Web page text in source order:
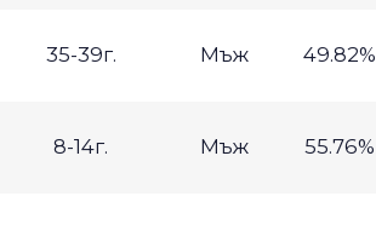
35-39г. Мъж 49.82%
8-14г. Мъж 55.76%